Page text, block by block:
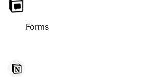
Forms